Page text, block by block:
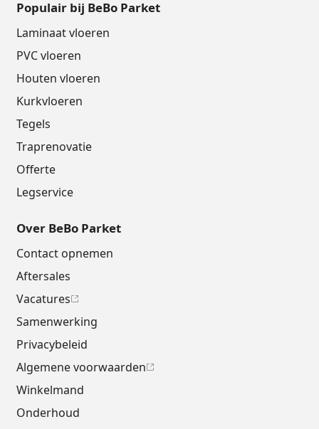
Populair bij BeBo Parket
Laminaat vloeren
PVC vloeren
Houten vloeren
Kurkvloeren
Tegels
Traprenovatie
Offerte
Legservice
Over BeBo Parket
Contact opnemen
Aftersales
Vacatures
Samenwerking
Privacybeleid
Algemene voorwaarden
Winkelmand
Onderhoud